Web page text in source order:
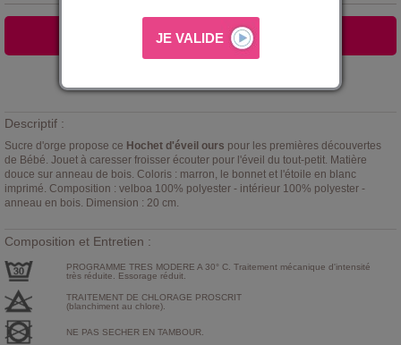
AJOUTER AU PANIER
Descriptif :
Sucre d'orge propose ce Hochet d'éveil ours pour les premières découvertes
de Bébé. Jouet à caresser froisser écouter pour l'éveil du tout-petit. Matière
douce sur anneau de bois. Coloris : marron, le bonnet et l'étoile en blanc
imprimé. Composition : velboa 100% polyester - intérieur 100% polyester -
anneau en bois. Dimension : 20 cm.
Composition et Entretien :
PROGRAMME TRES MODERE A 30° C. Traitement mécanique d'intensité
très réduite. Essorage réduit.
TRAITEMENT DE CHLORAGE PROSCRIT
(blanchiment au chlore).
NE PAS SECHER EN TAMBOUR.